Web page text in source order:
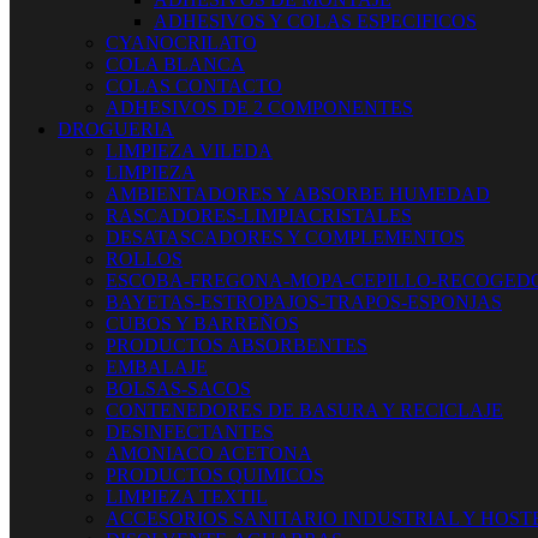
ADHESIVOS Y COLAS ESPECIFICOS
CYANOCRILATO
COLA BLANCA
COLAS CONTACTO
ADHESIVOS DE 2 COMPONENTES
DROGUERIA
LIMPIEZA VILEDA
LIMPIEZA
AMBIENTADORES Y ABSORBE HUMEDAD
RASCADORES-LIMPIACRISTALES
DESATASCADORES Y COMPLEMENTOS
ROLLOS
ESCOBA-FREGONA-MOPA-CEPILLO-
BAYETAS-ESTROPAJOS-TRAPOS-ESPONJAS
CUBOS Y BARREÑOS
PRODUCTOS ABSORBENTES
EMBALAJE
BOLSAS-SACOS
CONTENEDORES DE BASURA Y RECICLAJE
DESINFECTANTES
AMONIACO ACETONA
PRODUCTOS QUIMICOS
LIMPIEZA TEXTIL
ACCESORIOS SANITARIO INDUSTRIAL Y